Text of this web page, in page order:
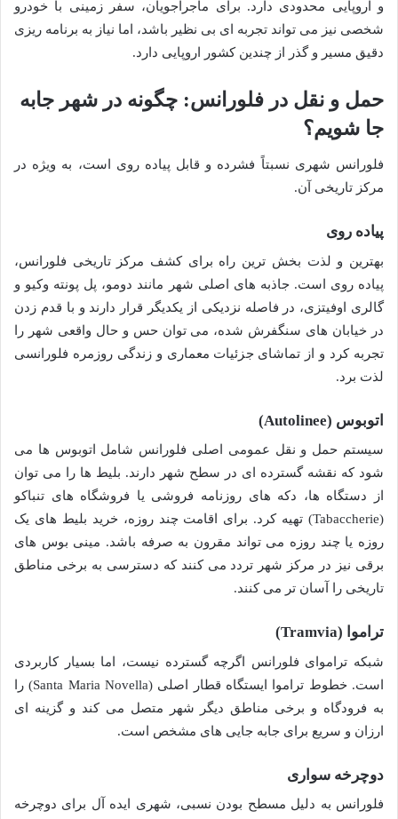
و اروپایی محدودی دارد. برای ماجراجویان، سفر زمینی با خودرو
شخصی نیز می تواند تجربه ای بی نظیر باشد، اما نیاز به برنامه ریزی
دقیق مسیر و گذر از چندین کشور اروپایی دارد.
حمل و نقل در فلورانس: چگونه در شهر جابه
جا شویم؟
فلورانس شهری نسبتاً فشرده و قابل پیاده روی است، به ویژه در
مرکز تاریخی آن.
پیاده روی
بهترین و لذت بخش ترین راه برای کشف مرکز تاریخی فلورانس،
پیاده روی است. جاذبه های اصلی شهر مانند دومو، پل پونته وکیو و
گالری اوفیتزی، در فاصله نزدیکی از یکدیگر قرار دارند و با قدم زدن
در خیابان های سنگفرش شده، می توان حس و حال واقعی شهر را
تجربه کرد و از تماشای جزئیات معماری و زندگی روزمره فلورانسی
لذت برد.
اتوبوس (Autolinee)
سیستم حمل و نقل عمومی اصلی فلورانس شامل اتوبوس ها می
شود که نقشه گسترده ای در سطح شهر دارند. بلیط ها را می توان
از دستگاه ها، دکه های روزنامه فروشی یا فروشگاه های تنباکو
(Tabaccherie) تهیه کرد. برای اقامت چند روزه، خرید بلیط های یک
روزه یا چند روزه می تواند مقرون به صرفه باشد. مینی بوس های
برقی نیز در مرکز شهر تردد می کنند که دسترسی به برخی مناطق
تاریخی را آسان تر می کنند.
تراموا (Tramvia)
شبکه تراموای فلورانس اگرچه گسترده نیست، اما بسیار کاربردی
است. خطوط تراموا ایستگاه قطار اصلی (Santa Maria Novella) را
به فرودگاه و برخی مناطق دیگر شهر متصل می کند و گزینه ای
ارزان و سریع برای جابه جایی های مشخص است.
دوچرخه سواری
فلورانس به دلیل مسطح بودن نسبی، شهری ایده آل برای دوچرخه